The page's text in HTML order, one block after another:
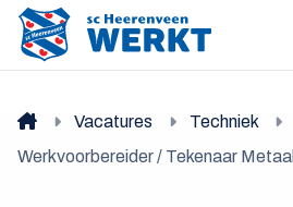
Vacatures
Techniek
Werkvoorbereider / Tekenaar Metaal